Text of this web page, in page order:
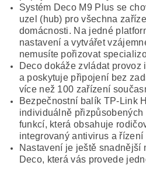
Systém Deco M9 Plus se
uzel (hub) pro všechna
domácnosti. Na jedné
nastavení a vytvářet
nemusíte pořizovat
Deco dokáže zvládat provoz
a poskytuje připojení bez
více než 100 zařízení
Bezpečnostní balík TP-Link
individuálně přizpůsobených
funkcí, která obsahuje
integrovaný antivirus a
Nastavení je ještě snadnější
Deco, která vás provede